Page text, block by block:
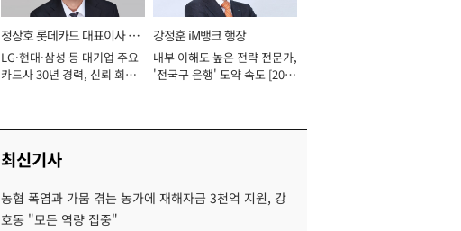
정상호 롯데카드 대표이사 사
장
LG·현대·삼성 등 대기업 주요
카드사 30년 경력, 신뢰 회복
강정훈 iM뱅크 행장
내부 이해도 높은 전략 전문가,
'전국구 은행' 도약 속도 [2026
최신기사
농협 폭염과 가뭄 겪는 농가에 재해자금 3천억 지원, 강
호동 "모든 역량 집중"